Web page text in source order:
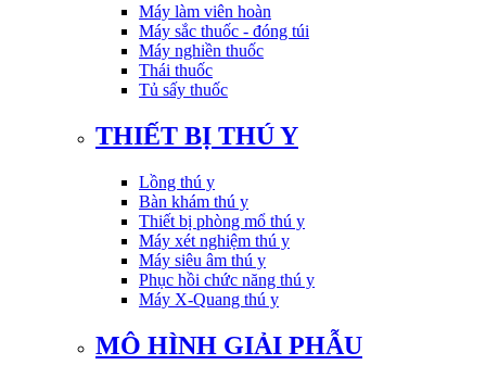
Máy làm viên hoàn
Máy sắc thuốc - đóng túi
Máy nghiền thuốc
Thái thuốc
Tủ sấy thuốc
THIẾT BỊ THÚ Y
Lồng thú y
Bàn khám thú y
Thiết bị phòng mổ thú y
Máy xét nghiệm thú y
Máy siêu âm thú y
Phục hồi chức năng thú y
Máy X-Quang thú y
MÔ HÌNH GIẢI PHẪU